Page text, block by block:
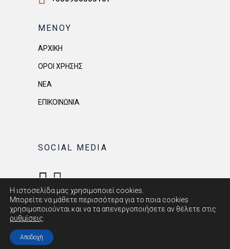
ΜΕΝΟΥ
ΑΡΧΙΚΗ
ΟΡΟΙ ΧΡΗΣΗΣ
ΝΕΑ
ΕΠΙΚΟΙΝΩΝΙΑ
SOCIAL MEDIA
Powered by
Η ιστοσελίδα μας χρησιμοποιεί cookies.
Μπορείτε να μάθετε περισσότερα για το ποια cookies
χρησιμοποιούνται και να τα απενεργοποιήσετε αν θέλετε στις
ρυθμίσεις
Αποδοχή